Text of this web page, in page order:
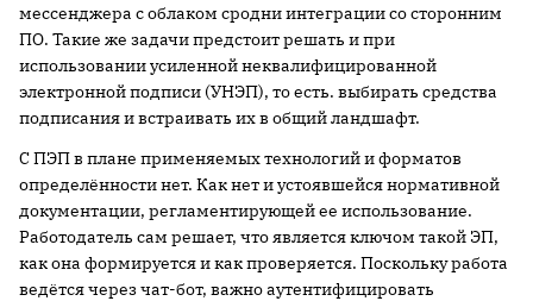
мессенджера с облаком сродни интеграции со сторонним
ПО. Такие же задачи предстоит решать и при
использовании усиленной неквалифицированной
электронной подписи (УНЭП), то есть. выбирать средства
подписания и встраивать их в общий ландшафт.
С ПЭП в плане применяемых технологий и форматов
определённости нет. Как нет и устоявшейся нормативной
документации, регламентирующей ее использование.
Работодатель сам решает, что является ключом такой ЭП,
как она формируется и как проверяется. Поскольку работа
ведётся через чат-бот, важно аутентифицировать